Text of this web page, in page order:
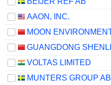
AAON, INC.
VOLTAS LIMITED
MUNTERS GROUP AB